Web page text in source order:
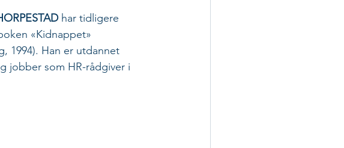
har tidligere
«Kidnappet»
1994). Han er utdannet
jobber som HR-rådgiver i